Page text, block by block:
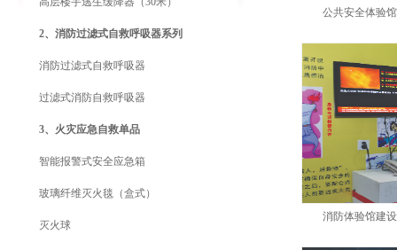
2、消防过滤式自救呼吸器系列
消防过滤式自救呼吸器
过滤式消防自救呼吸器
3、火灾应急自救单品
智能报警式安全应急箱
玻璃纤维灭火毯（盒式）
灭火球
公共安全体验
消防体验馆建